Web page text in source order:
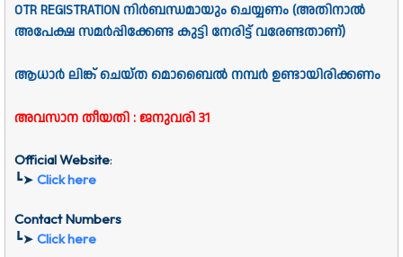
OTR REGISTRATION നിർബന്ധമായും ചെയ്യണം (അതിനാൽ
അപേക്ഷ സമർപ്പിക്കേണ്ട കുട്ടി നേരിട്ട് വരേണ്ടതാണ്)
ആധാർ ലിങ്ക് ചെയ്ത മൊബൈൽ നമ്പർ ഉണ്ടായിരിക്കണം
അവസാന തീയതി : ജനുവരി 31
Official Website:
┗➤ Click here
Contact Numbers
┗➤ Click here